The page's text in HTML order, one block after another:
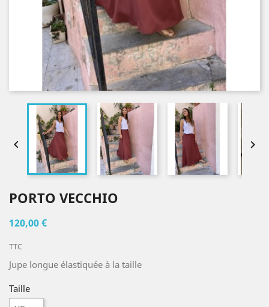
 
PORTO VECCHIO
120,00 €
TTC
Jupe longue élastiquée à la taille
Taille